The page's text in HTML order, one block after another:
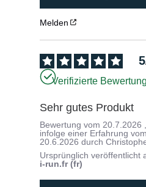
Melden
5
Verifizierte
Sehr gutes Produkt
Bewertung vom 20.7.2026
infolge einer Erfahrung
20.6.2026 durch
Ursprünglich veröffentlicht
i-run.fr (fr)